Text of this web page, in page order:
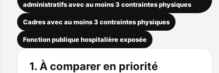
administratifs avec au moins 3 contraintes physiques
Cadres avec au moins 3 contraintes physiques
Fonction publique hospitalière exposée
1. À comparer en priorité